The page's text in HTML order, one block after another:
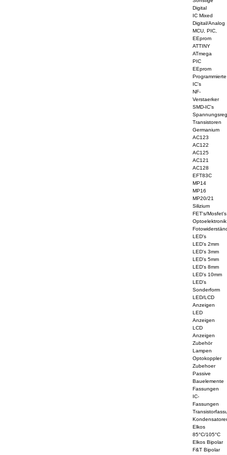
Digital
IC Mixed
Digital/Analog
MCU, PIC,
EEprom
ATTINY
ATmega
PIC
EEprom
Programmierte
IC's
NF-
Verstaerker
SMD-IC's
Transistoren
Germanium
AC123
AC122
AC125
AC121
AC128
EFT83C
MP14
MP16
MP20/21
Silizium
FET's/Mosfet's
Optoelektronik
LED's
LED's 2mm
LED's 3mm
LED's 5mm
LED's 8mm
LED's 10mm
LED's
Sonderform
LED/LCD
Anzeigen
LED
Anzeigen
LCD
Anzeigen
Zubehör
Lampen
Optokoppler
Zubehoer
Passive
Bauelemente
Fassungen
IC-
Fassungen
Elkos
85°C/105°C
Elkos Bipolar
F&T Bipolar